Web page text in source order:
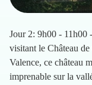
Jour 2: 9h00 - 11h00
visitant le Château
Valence, ce château
imprenable sur la